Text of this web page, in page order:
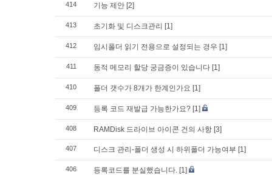
414 기능 제안 [2]
413 초기화 및 디스크관리 [1]
412 임시폴더 읽기 전용으로 설정되는 경우 [1]
411 동적 메모리 할당 궁금증이 있습니다 [1]
410 폴더 갯수가 8개가 한계인가요 [1]
409 등록 코드 재발급 가능한가요? [1]
408 RAMDisk 드라이브 아이콘 건의 사항 [3]
407 디스크 관리-폴더 생성 시 하위폴더 가능여부 [1]
406 등록코드를 분실했습니다. [1]